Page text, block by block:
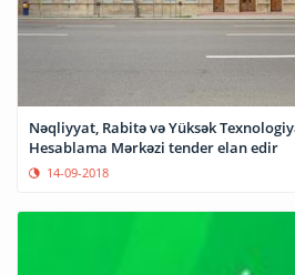
Nəqliyyat, Rabitə və Yüksək
Hesablama Mərkəzi tender elan edir
14-09-2018